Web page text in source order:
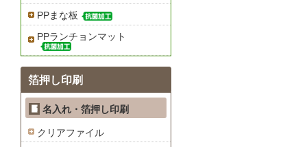
PPまな板
PPランチョンマット
箔押し印刷
名入れ・箔押し印刷
クリアファイル